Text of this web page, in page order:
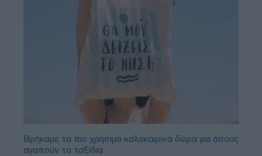
Βρήκαμε τα πιο χρήσιμα καλοκαιρινά δώρα για όσους
αγαπούν τα ταξίδια